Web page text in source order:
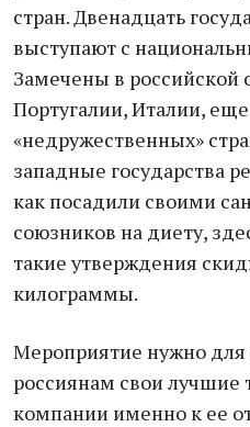
стран. Двенадцать
выступают с
Замечены в российской
Португалии, Италии,
«недружественных»
западные государства
как посадили своими
союзников на диету,
такие утверждения
килограммы.
Мероприятие нужно для
россиянам свои лучшие
компании именно к ее